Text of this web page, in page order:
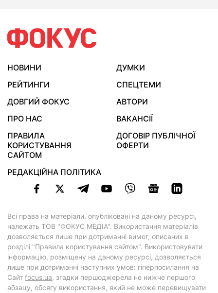
НОВИНИ
ДУМКИ
РЕЙТИНГИ
СПЕЦТЕМИ
ДОВГИЙ ФОКУС
АВТОРИ
ПРО НАС
ВАКАНСІЇ
ПРАВИЛА
КОРИСТУВАННЯ
САЙТОМ
ДОГОВІР ПУБЛІЧНОЇ
ОФЕРТИ
РЕДАКЦІЙНА ПОЛІТИКА
Всі права на матеріали, опубліковані на даному ресурсі,
належать ТОВ "ФОКУС МЕДІА". Використання матеріалів
дозволяється лише при дотриманні вимог, описаних в
розділі "Правила користування сайтом". Використовувати
інформацію, розміщену на даному ресурсі, дозволяється
лише при дотриманні наступних умов: гіперпосилання на
Cайт focus.ua, згадки першоджерела не нижче першого
абзацу, обсягу використання, який не може перевищувати